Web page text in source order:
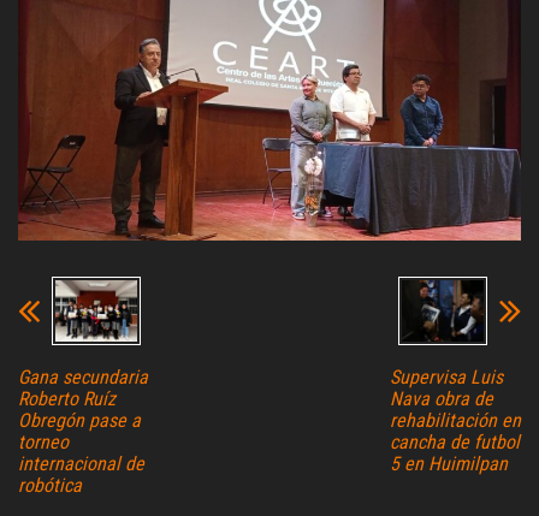
Gana secundaria
Roberto Ruíz
Obregón pase a
torneo
internacional de
robótica
Supervisa Luis
Nava obra de
rehabilitación en
cancha de futbol
5 en Huimilpan